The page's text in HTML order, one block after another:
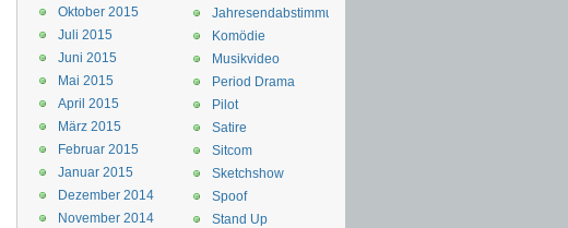
Jahresendabstimmung
Komödie
Musikvideo
Period Drama
Pilot
Satire
Sitcom
Sketchshow
Spoof
Stand Up
Oktober 2015
Juli 2015
Juni 2015
Mai 2015
April 2015
März 2015
Februar 2015
Januar 2015
Dezember 2014
November 2014